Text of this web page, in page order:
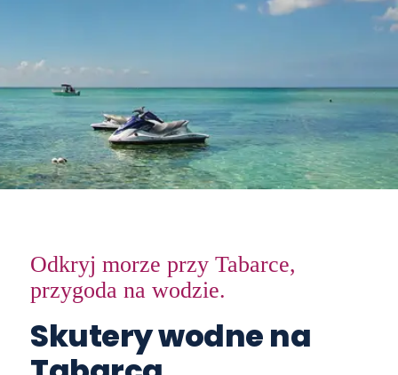
Odkryj morze przy Tabarce,
przygoda na wodzie.
Skutery wodne na